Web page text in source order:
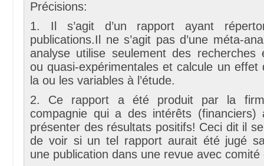
Précisions:
1. Il s’agit d’un rapport ayant
publications.Il ne s’agit pas d’une méta-
analyse utilise seulement des recherches
ou quasi-expérimentales et calcule un effet
la ou les variables à l’étude.
2. Ce rapport a été produit par la
compagnie qui a des intérêts
présenter des résultats positifs! Ceci dit il
de voir si un tel rapport aurait été jugé
une publication dans une revue avec